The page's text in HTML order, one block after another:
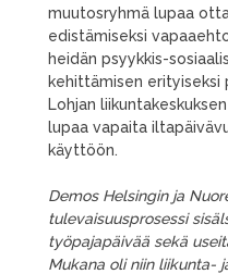
muutosryhmä lupaa
edistämiseksi
heidän psyykkis-
kehittämisen erityiseksi
Lohjan
lupaa vapaita
käyttöön.
Demos Helsingin ja
tulevaisuusprosessi
työpajapäivää sekä
Mukana oli niin liikunta-